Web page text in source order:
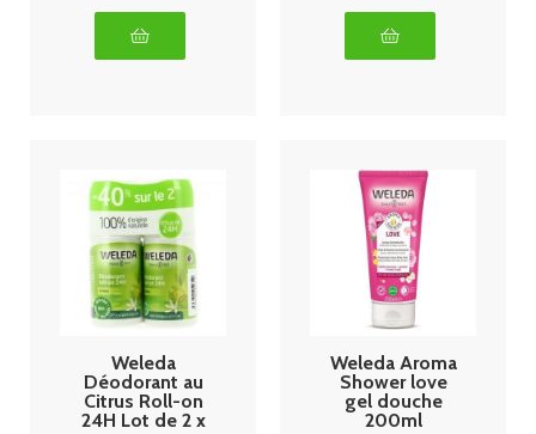
Weleda
Déodorant au
Citrus Roll-on
24H Lot de 2 x
Weleda Aroma
Shower love
gel douche
200ml